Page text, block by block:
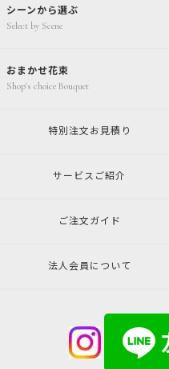
シーンから選ぶ
Select by Scene
おまかせ花束
Shop's choice Bouquet
特別注文 お見積り
サービスご紹介
ご注文ガイド
法人会員について